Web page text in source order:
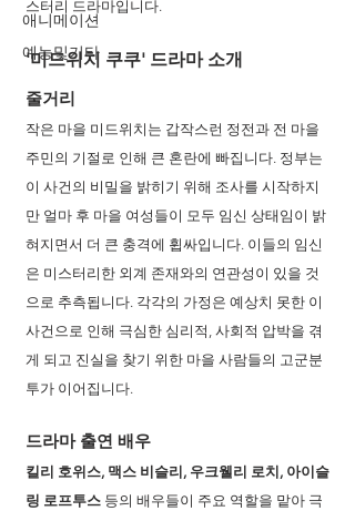
애니메이션
예능및기타
스터리 드라마입니다.
'미드위치 쿠쿠' 드라마 소개
줄거리
작은 마을 미드위치는 갑작스런 정전과 전 마을
주민의 기절로 인해 큰 혼란에 빠집니다. 정부는
이 사건의 비밀을 밝히기 위해 조사를 시작하지
만 얼마 후 마을 여성들이 모두 임신 상태임이 밝
혀지면서 더 큰 충격에 휩싸입니다. 이들의 임신
은 미스터리한 외계 존재와의 연관성이 있을 것
으로 추측됩니다. 각각의 가정은 예상치 못한 이
사건으로 인해 극심한 심리적, 사회적 압박을 겪
게 되고 진실을 찾기 위한 마을 사람들의 고군분
투가 이어집니다.
드라마 출연 배우
킬리 호위스, 맥스 비슬리, 우크웰리 로치, 아이슬
링 로프투스 등의 배우들이 주요 역할을 맡아 극